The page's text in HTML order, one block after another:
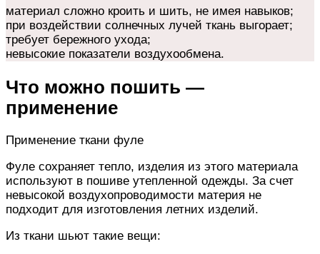
материал сложно кроить и шить, не имея навыков;
при воздействии солнечных лучей ткань выгорает;
требует бережного ухода;
невысокие показатели воздухообмена.
Что можно пошить —
применение
Применение ткани фуле
Фуле сохраняет тепло, изделия из этого материала
используют в пошиве утепленной одежды. За счет
невысокой воздухопроводимости материя не
подходит для изготовления летних изделий.
Из ткани шьют такие вещи: